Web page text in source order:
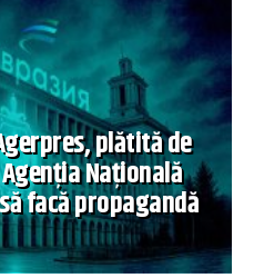
plătită de
Națională
facă propagandă